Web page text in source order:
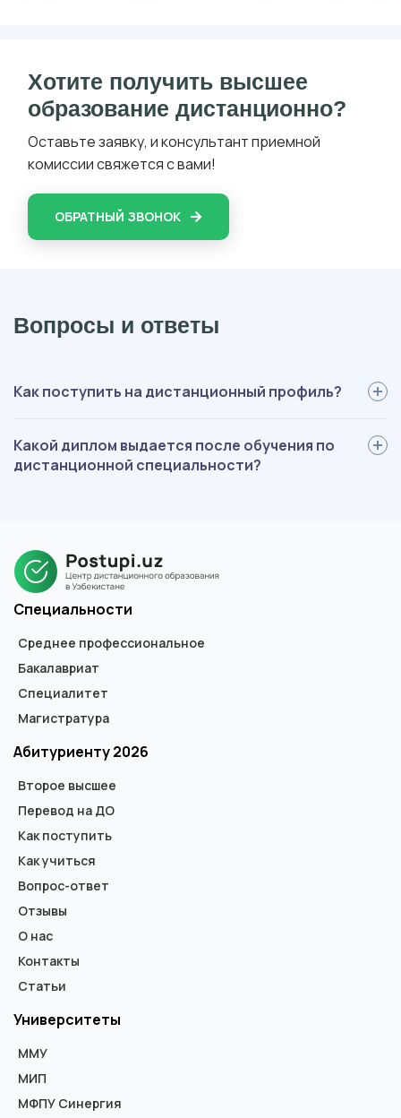
Хотите получить высшее
образование дистанционно?
Оставьте заявку, и консультант приемной
комиссии свяжется с вами!
ОБРАТНЫЙ ЗВОНОК
Вопросы и ответы
Как поступить на дистанционный профиль?
Для поступления вам нужно: определиться со специальностью,
выслать нам документы, пройти вступительные испытания,
Какой диплом выдается после обучения по
дистанционной специальности?
магистра. В дипломе не указывается форма обучения.
Специальности
Среднее профессиональное
Бакалавриат
Специалитет
Магистратура
Абитуриенту 2026
Второе высшее
Перевод на ДО
Как поступить
Как учиться
Вопрос-ответ
Отзывы
О нас
Контакты
Статьи
Университеты
ММУ
МИП
МФПУ Синергия